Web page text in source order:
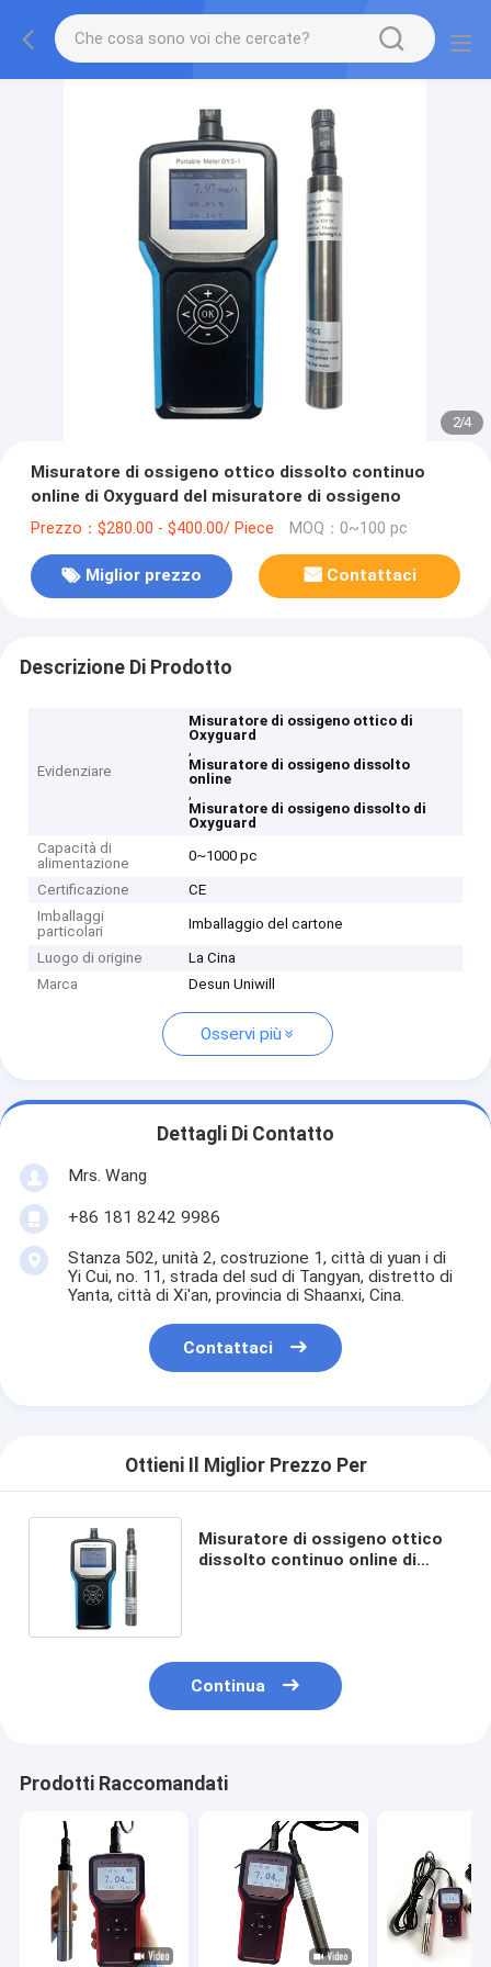
2/4
Misuratore di ossigeno ottico dissolto continuo
online di Oxyguard del misuratore di ossigeno
Prezzo：$280.00 - $400.00/ Piece MOQ：0~100 pc
Miglior prezzo Contattaci
Descrizione Di Prodotto
Evidenziare
Misuratore di ossigeno ottico di
Oxyguard
,
Misuratore di ossigeno dissolto
online
,
Misuratore di ossigeno dissolto di
Oxyguard
Capacità di
alimentazione
0~1000 pc
Certificazione
CE
Imballaggi
particolari
Imballaggio del cartone
Luogo di origine
La Cina
Marca
Desun Uniwill
Osservi più
Dettagli Di Contatto
Mrs. Wang
+86 181 8242 9986
Stanza 502, unità 2, costruzione 1, città di yuan i di
Yi Cui, no. 11, strada del sud di Tangyan, distretto di
Yanta, città di Xi'an, provincia di Shaanxi, Cina.
Contattaci
Ottieni Il Miglior Prezzo Per
Misuratore di ossigeno ottico
dissolto continuo online di
Continua
Prodotti Raccomandati